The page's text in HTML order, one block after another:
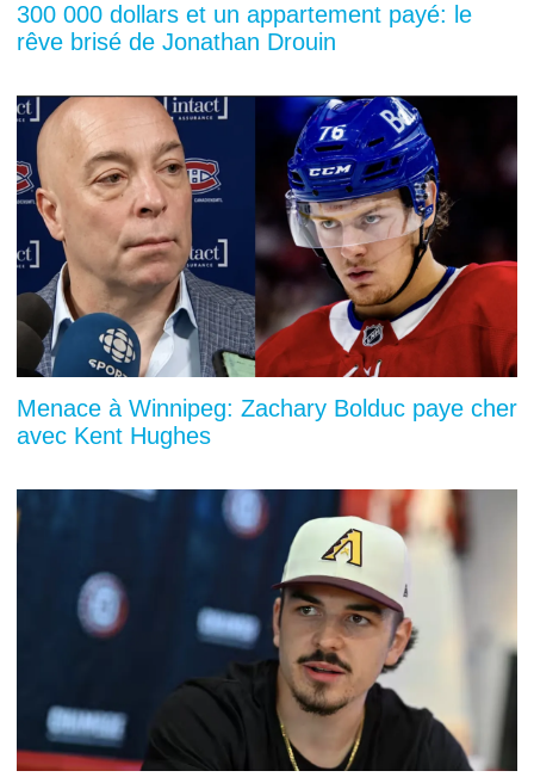
300 000 dollars et un appartement payé: le
rêve brisé de Jonathan Drouin
Menace à Winnipeg: Zachary Bolduc paye cher
avec Kent Hughes